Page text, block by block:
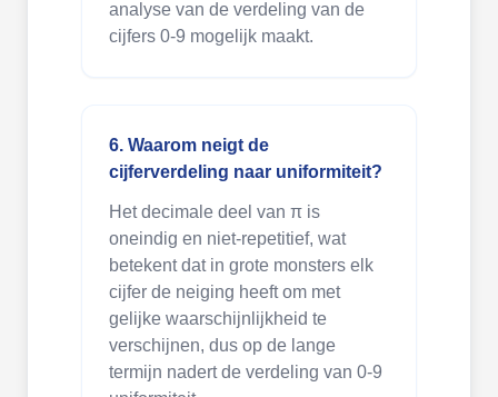
analyse van de verdeling van de
cijfers 0-9 mogelijk maakt.
6. Waarom neigt de
cijferverdeling naar uniformiteit?
Het decimale deel van π is
oneindig en niet-repetitief, wat
betekent dat in grote monsters elk
cijfer de neiging heeft om met
gelijke waarschijnlijkheid te
verschijnen, dus op de lange
termijn nadert de verdeling van 0-9